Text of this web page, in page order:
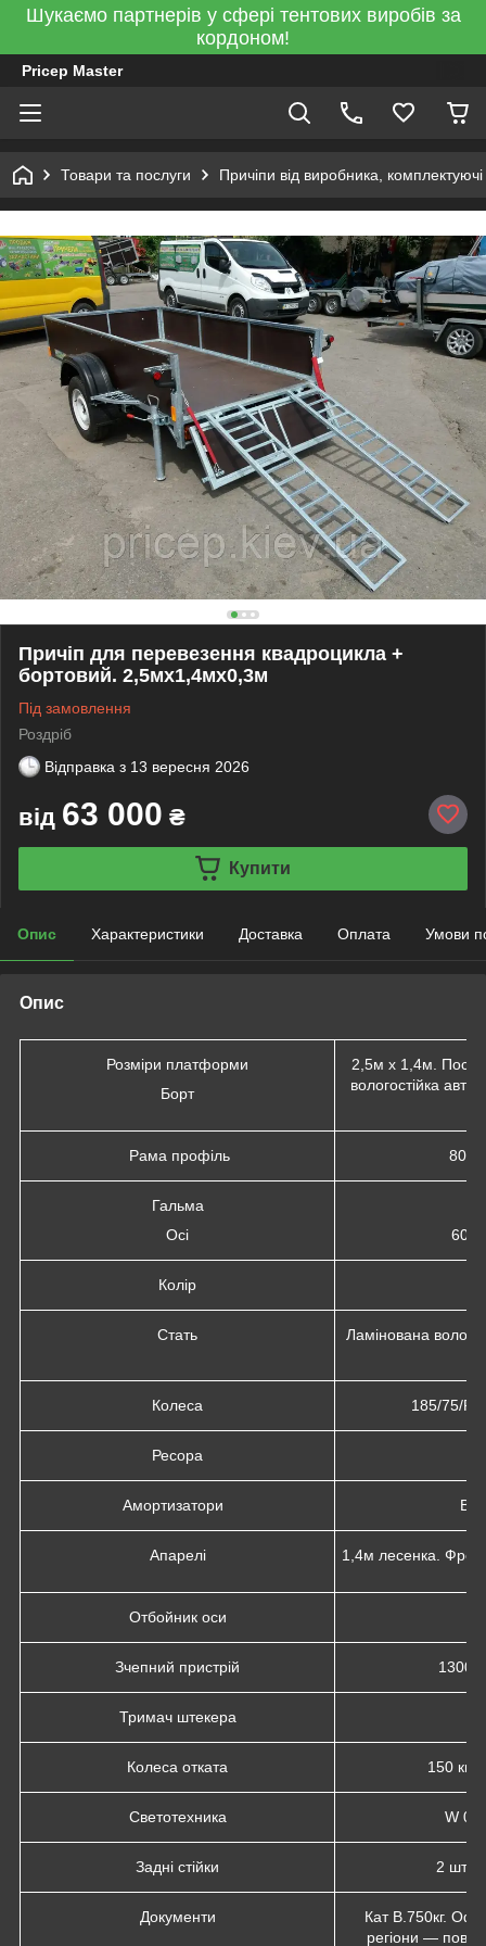
Шукаємо партнерів у сфері тентових виробів за
кордоном!
Pricep Master
Товари та послуги Причіпи від виробника,
Причіп для перевезення квадроцикла +
бортовий. 2,5мх1,4мх0,3м
Під замовлення
Роздріб
Відправка з 13 вересня 2026
від 63 000 ₴
Купити
Опис Характеристики Доставка Оплата Умови
Опис
Розміри платформи
Борт
2,5м х 1,4м.
вологостійка
Рама профіль 80
Гальма
Осі
60
Колір
Стать Ламінована
Колеса 185/75/
Ресора
Амортизатори
Апарелі 1,4м лесенка.
Отбойник оси
Зчепний пристрій 1300
Тримач штекера
Колеса отката 150 кг
Светотехника W
Задні стійки 2 шт.
Документи
Кат B.750кг.
регіони —